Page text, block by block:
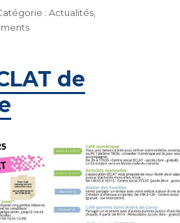
Catégories
Actualités,
de